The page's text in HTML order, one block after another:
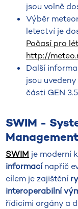
jsou volně
Výběr
letectví je
Počasí pro
http://
Další
jsou
části GEN
SWIM -
Management
SWIM je moderní
informacínapříč
cílem je zajištění
interoperabilní
řídicími orgány a